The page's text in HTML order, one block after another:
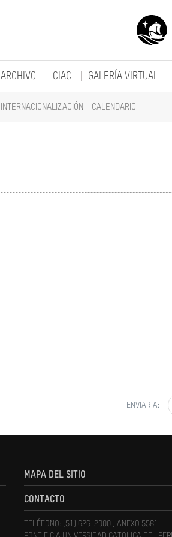
INTERNACIONALIZACIÓN CALENDARIO
ARCHIVO CIAC GALERÍA VIRTUAL
ENVIAR A:
MAPA DEL SITIO
CONTACTO
TELÉFONO: (51) 626-2000 , ANEXO 5581